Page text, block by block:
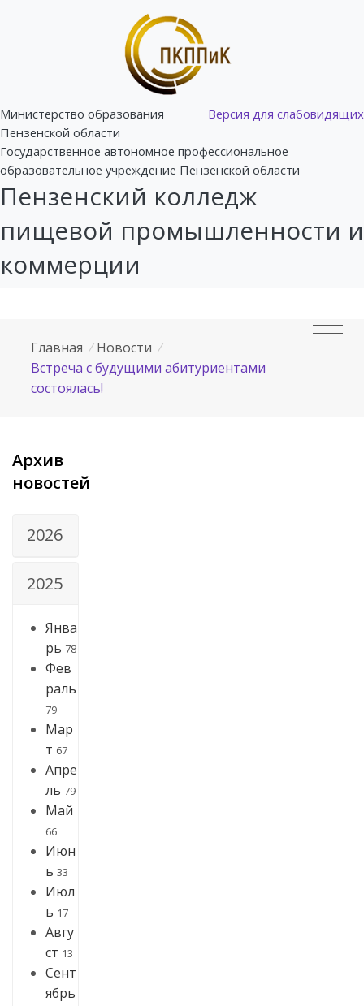
Версия для слабовидящих
Министерство образования
Пензенской области
Государственное автономное профессиональное
образовательное учреждение Пензенской области
Пензенский колледж
пищевой промышленности и
коммерции
Главная / Новости /
Встреча с будущими абитуриентами
состоялась!
Архив
новостей
2026
2025
Янва
рь 78
Фев
раль
79
Мар
т 67
Апре
ль 79
Май
66
Июн
ь 33
Июл
ь 17
Авгу
ст 13
Сент
ябрь